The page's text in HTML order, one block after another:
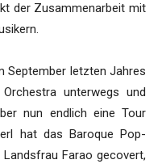
der Zusammenarbeit mit
September letzten Jahres
unterwegs und
nun endlich eine Tour
hat das Baroque Pop-
Farao gecovert,